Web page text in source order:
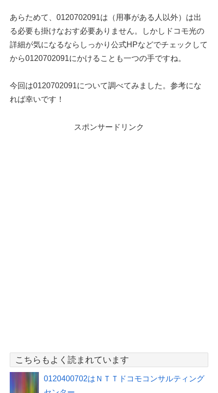
あらためて、0120702091は（用事がある人以外）は出
る必要も掛けなおす必要ありません。しかしドコモ光の
詳細が気になるならしっかり公式HPなどでチェックして
から0120702091にかけることも一つの手ですね。
今回は0120702091について調べてみました。参考にな
れば幸いです！
スポンサードリンク
こちらもよく読まれています
0120400702はＮＴＴドコモコンサルティング